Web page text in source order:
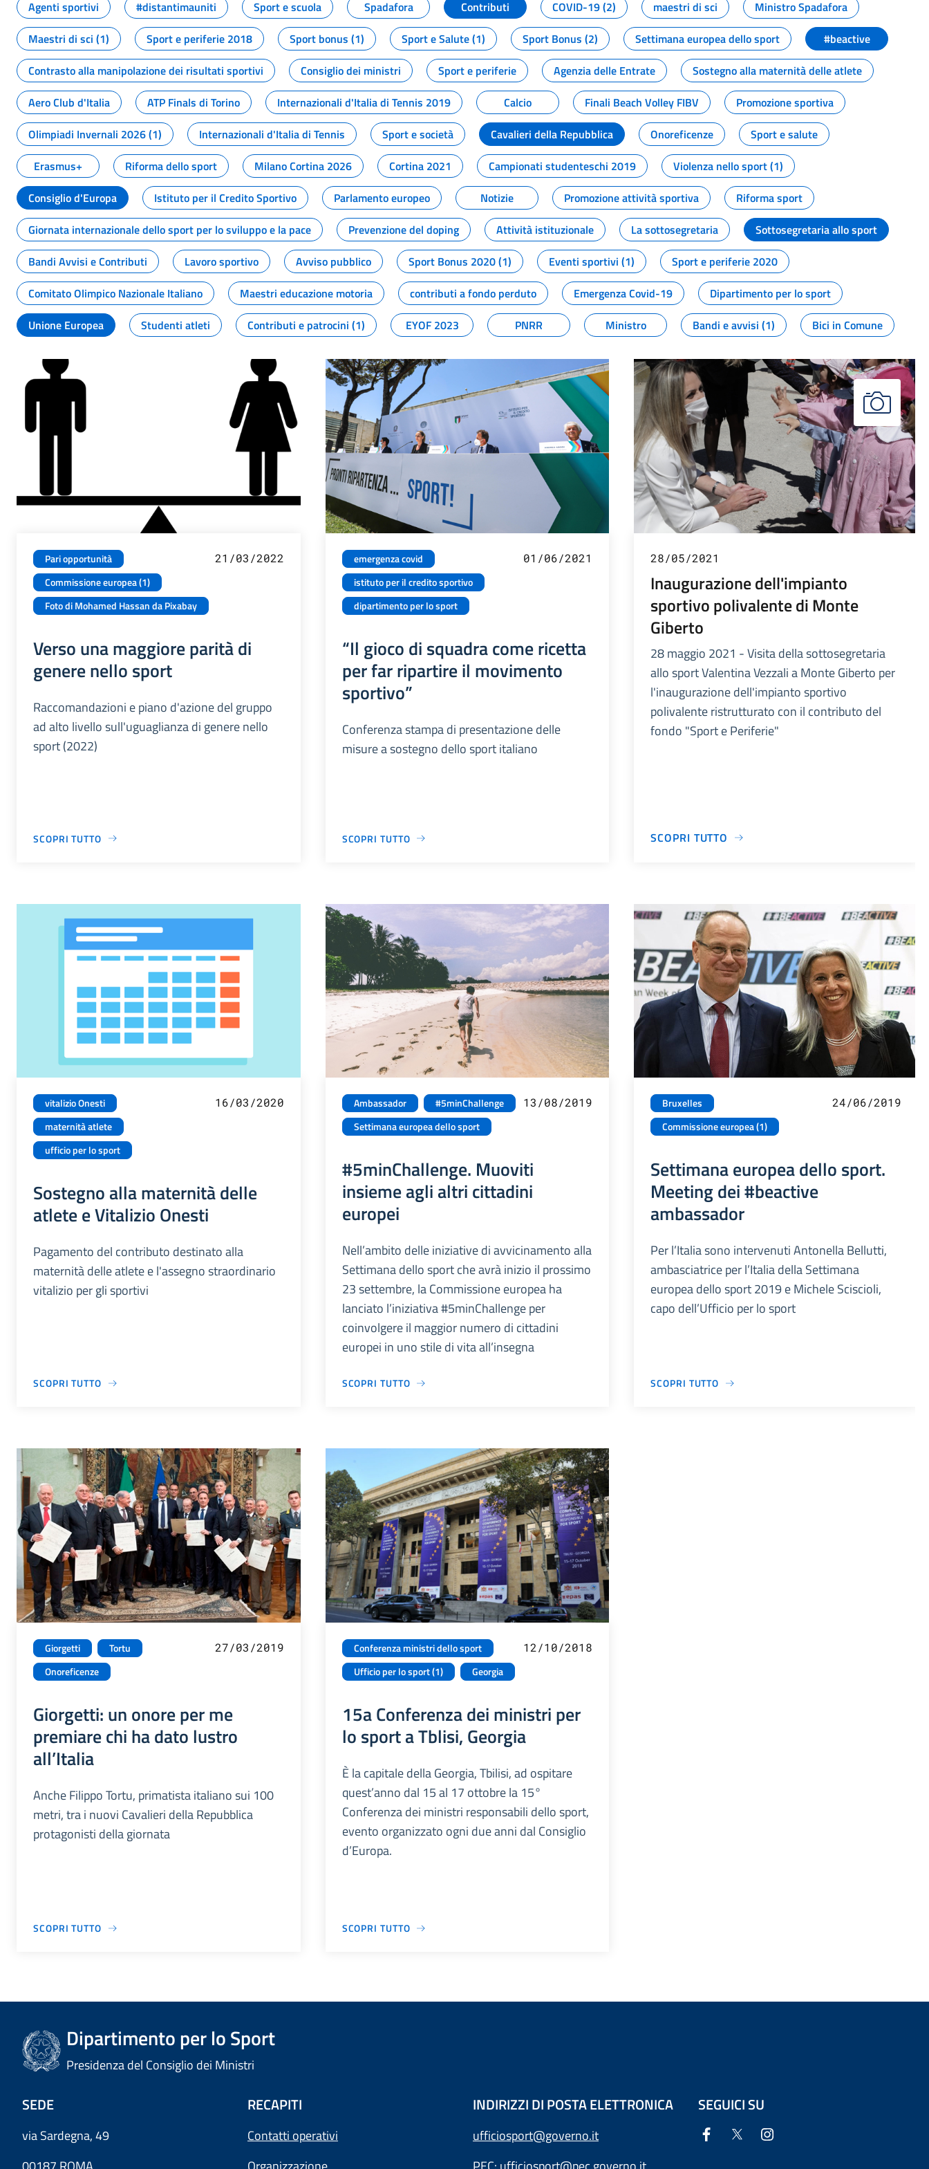
Agenti sportivi
#distantimauniti Sport e scuola Spadafora Contributi COVID-19 (2) maestri di sci
Ministro Spadafora
Maestri di sci (1)
Sport e periferie 2018 Sport bonus (1) Sport e Salute (1) Sport Bonus (2) Settimana europea dello sport
#beactive
Contrasto alla manipolazione dei risultati sportivi
Consiglio dei ministri Sport e periferie Agenzia delle Entrate
Sostegno alla maternità delle atlete
Aero Club d'Italia
ATP Finals di Torino Internazionali d'Italia di Tennis 2019 Calcio Finali Beach Volley FIBV
Promozione sportiva
Olimpiadi Invernali 2026 (1)
Internazionali d'Italia di Tennis Sport e società Cavalieri della Repubblica Onoreficenze
Sport e salute
Erasmus+
Riforma dello sport Milano Cortina 2026 Cortina 2021 Campionati studenteschi 2019
Violenza nello sport (1)
Consiglio d'Europa
Istituto per il Credito Sportivo Parlamento europeo Notizie Promozione attività sportiva
Riforma sport
Giornata internazionale dello sport per lo sviluppo e la pace
Prevenzione del doping Attività istituzionale La sottosegretaria
Sottosegretaria allo sport
Bandi Avvisi e Contributi
Lavoro sportivo Avviso pubblico Sport Bonus 2020 (1) Eventi sportivi (1)
Sport e periferie 2020
Comitato Olimpico Nazionale Italiano
Maestri educazione motoria contributi a fondo perduto Emergenza Covid-19
Dipartimento per lo sport
Unione Europea
Studenti atleti Contributi e patrocini (1) EYOF 2023 PNRR Ministro Bandi e avvisi (1) Bici in Comune
Pari opportunità
Commissione europea (1)
Foto di Mohamed Hassan da Pixabay
21/03/2022
Verso una maggiore parità di
genere nello sport
Raccomandazioni e piano d'azione del gruppo
ad alto livello sull'uguaglianza di genere nello
sport (2022)
SCOPRI TUTTO
emergenza covid
istituto per il credito sportivo
dipartimento per lo sport
01/06/2021
“Il gioco di squadra come ricetta
per far ripartire il movimento
sportivo”
Conferenza stampa di presentazione delle
misure a sostegno dello sport italiano
SCOPRI TUTTO
28/05/2021
Inaugurazione dell'impianto
sportivo polivalente di Monte
Giberto
28 maggio 2021 - Visita della sottosegretaria
allo sport Valentina Vezzali a Monte Giberto per
l'inaugurazione dell'impianto sportivo
polivalente ristrutturato con il contributo del
fondo "Sport e Periferie"
SCOPRI TUTTO
vitalizio Onesti
maternità atlete
ufficio per lo sport
16/03/2020
Sostegno alla maternità delle
atlete e Vitalizio Onesti
Pagamento del contributo destinato alla
maternità delle atlete e l'assegno straordinario
vitalizio per gli sportivi
SCOPRI TUTTO
Ambassador
#5minChallenge
Settimana europea dello sport
13/08/2019
#5minChallenge. Muoviti
insieme agli altri cittadini
europei
Nell’ambito delle iniziative di avvicinamento alla
Settimana dello sport che avrà inizio il prossimo
23 settembre, la Commissione europea ha
lanciato l’iniziativa #5minChallenge per
coinvolgere il maggior numero di cittadini
europei in uno stile di vita all’insegna
SCOPRI TUTTO
Bruxelles
Commissione europea (1)
24/06/2019
Settimana europea dello sport.
Meeting dei #beactive
ambassador
Per l’Italia sono intervenuti Antonella Bellutti,
ambasciatrice per l’Italia della Settimana
europea dello sport 2019 e Michele Sciscioli,
capo dell’Ufficio per lo sport
SCOPRI TUTTO
Giorgetti
Tortu
Onoreficenze
27/03/2019
Giorgetti: un onore per me
premiare chi ha dato lustro
all’Italia
Anche Filippo Tortu, primatista italiano sui 100
metri, tra i nuovi Cavalieri della Repubblica
protagonisti della giornata
SCOPRI TUTTO
Conferenza ministri dello sport
Ufficio per lo sport (1)
Georgia
12/10/2018
15a Conferenza dei ministri per
lo sport a Tblisi, Georgia
È la capitale della Georgia, Tbilisi, ad ospitare
quest’anno dal 15 al 17 ottobre la 15°
Conferenza dei ministri responsabili dello sport,
evento organizzato ogni due anni dal Consiglio
d’Europa.
SCOPRI TUTTO
Dipartimento per lo Sport
Presidenza del Consiglio dei Ministri
SEDE
via Sardegna, 49
RECAPITI
Contatti operativi
INDIRIZZI DI POSTA ELETTRONICA
ufficiosport@governo.it
SEGUICI SU